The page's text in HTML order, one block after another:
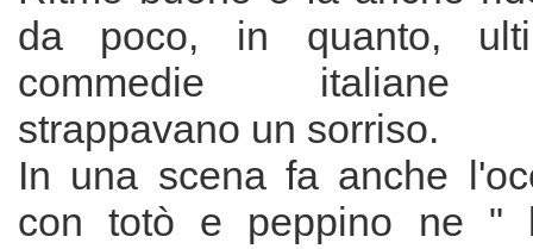
da poco, in quanto,
commedie italiane
strappavano un sorriso.
In una scena fa anche
con totò e peppino ne "